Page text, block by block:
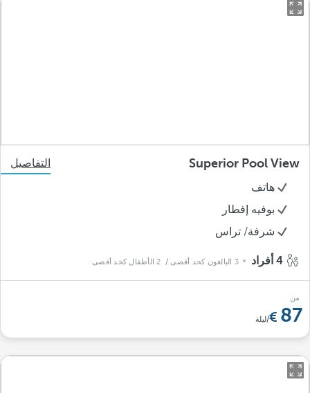
Superior Pool View
التفاصيل
هاتف
بوفيه إفطار
شرفة/ تراس
3 البالغون كحد أقصى / 2 الأطفال كحد أقصى
من
87 /ليلة